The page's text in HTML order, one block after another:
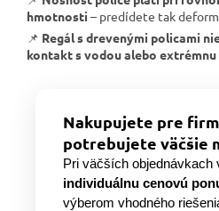
hmotnosti – predídete tak
📌 Regál s drevenými policami
kontakt s vodou alebo
Nakupujete pre
potrebujete väčšie
Pri väčších objednávkach
individuálnu cenovú
výberom vhodného